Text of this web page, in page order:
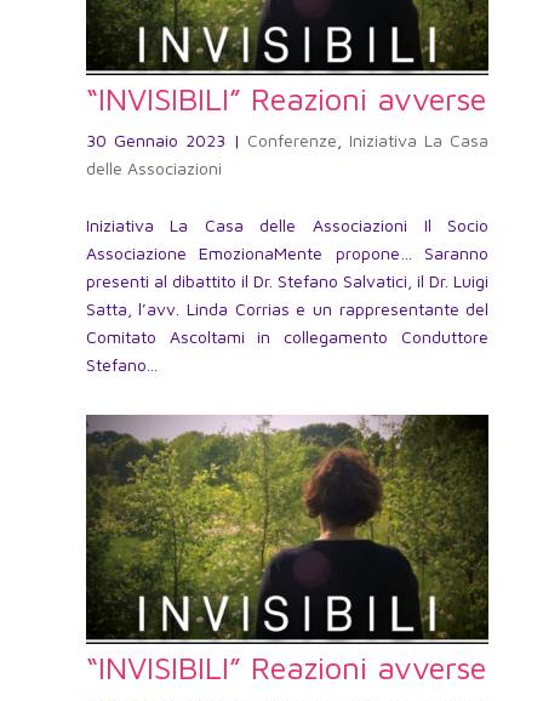
“INVISIBILI” Reazioni avverse
30 Gennaio 2023 | Conferenze
Iniziativa La Casa
delle Associazioni
Iniziativa La Casa delle Associazioni Il Socio
Associazione EmozionaMente propone… Saranno
presenti al dibattito il Dr. Stefano Salvatici, il Dr. Luigi
Satta, l’avv. Linda Corrias e un rappresentante del
Comitato Ascoltami in collegamento Conduttore
Stefano...
“INVISIBILI” Reazioni avverse